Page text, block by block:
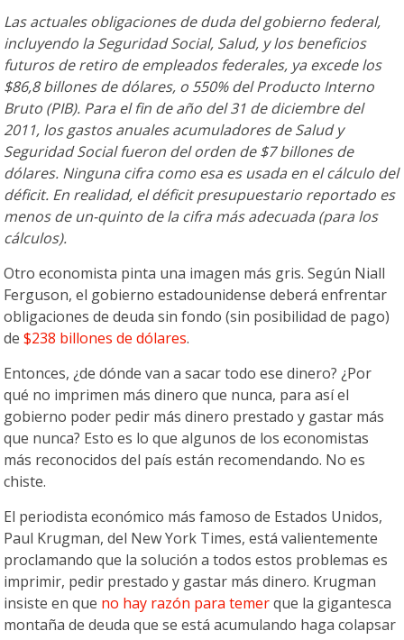
Las actuales obligaciones de duda del gobierno federal,
incluyendo la Seguridad Social, Salud, y los beneficios
futuros de retiro de empleados federales, ya excede los
$86,8 billones de dólares, o 550% del Producto Interno
Bruto (PIB). Para el fin de año del 31 de diciembre del
2011, los gastos anuales acumuladores de Salud y
Seguridad Social fueron del orden de $7 billones de
dólares. Ninguna cifra como esa es usada en el cálculo del
déficit. En realidad, el déficit presupuestario reportado es
menos de un-quinto de la cifra más adecuada (para los
cálculos).
Otro economista pinta una imagen más gris. Según Niall
Ferguson, el gobierno estadounidense deberá enfrentar
obligaciones de deuda sin fondo (sin posibilidad de pago)
de$238 billones de dólares.
Entonces, ¿de dónde van a sacar todo ese dinero? ¿Por
qué no imprimen más dinero que nunca, para así el
gobierno poder pedir más dinero prestado y gastar más
que nunca? Esto es lo que algunos de los economistas
más reconocidos del país están recomendando. No es
chiste.
El periodista económico más famoso de Estados Unidos,
Paul Krugman, del New York Times, está valientemente
proclamando que la solución a todos estos problemas es
imprimir, pedir prestado y gastar más dinero. Krugman
insiste en que no hay razón para temerque la gigantesca
montaña de deuda que se está acumulando haga colapsar